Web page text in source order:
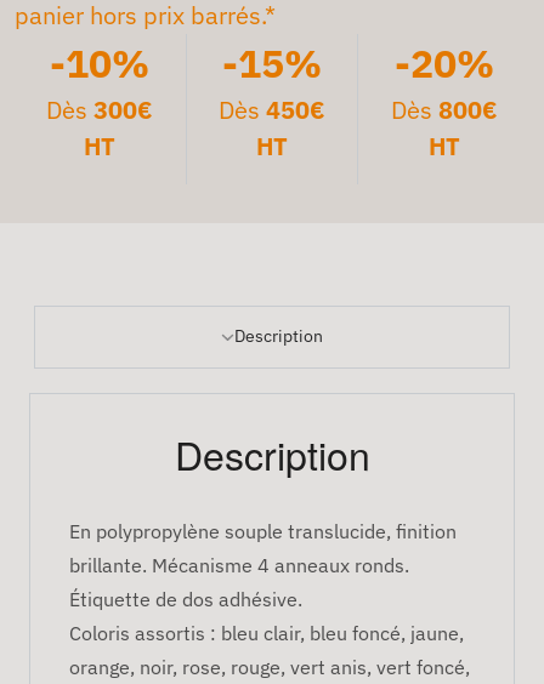
panier hors prix barrés.*
-10%
Dès300€
HT
-15%
Dès 450€
HT
-20%
Dès 800€
HT
Description
Description
En polypropylène souple translucide, finition
brillante. Mécanisme 4 anneaux ronds.
Étiquette de dos adhésive.
Coloris assortis : bleu clair, bleu foncé, jaune,
orange, noir, rose, rouge, vert anis, vert foncé,